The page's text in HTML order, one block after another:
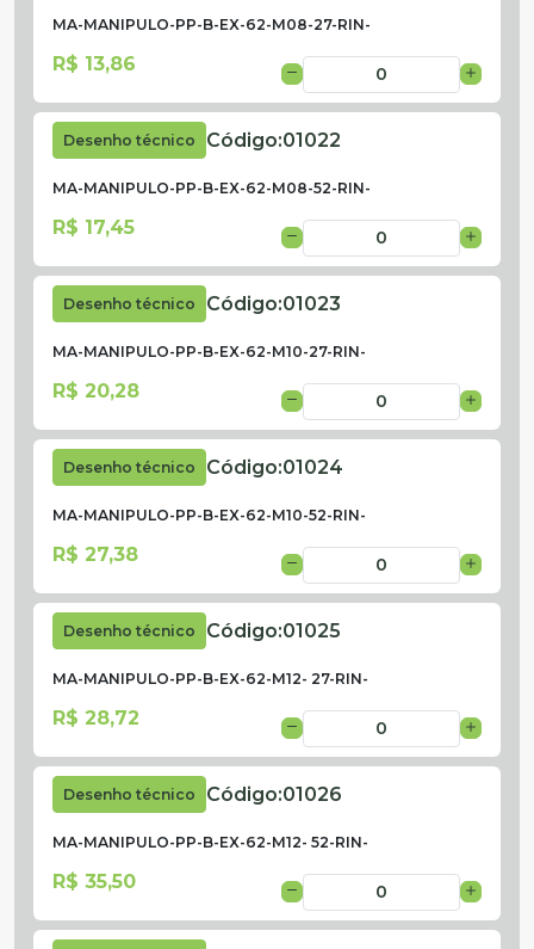
MA-MANIPULO-PP-B-EX-62-M08-27-RIN-
R$ 13,86
Desenho técnico Código:01022
MA-MANIPULO-PP-B-EX-62-M08-52-RIN-
R$ 17,45
Desenho técnico Código:01023
MA-MANIPULO-PP-B-EX-62-M10-27-RIN-
R$ 20,28
Desenho técnico Código:01024
MA-MANIPULO-PP-B-EX-62-M10-52-RIN-
R$ 27,38
Desenho técnico Código:01025
MA-MANIPULO-PP-B-EX-62-M12- 27-RIN-
R$ 28,72
Desenho técnico Código:01026
MA-MANIPULO-PP-B-EX-62-M12- 52-RIN-
R$ 35,50